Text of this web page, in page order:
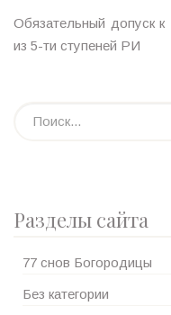
Обязательный допуск
из 5-ти ступеней РИ
Разделы сайта
77 снов Богородицы
Без категории